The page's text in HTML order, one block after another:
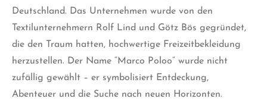
Deutschland. Das Unternehmen wurde von den
Textilunternehmern Rolf Lind und Götz Bös gegründet,
die den Traum hatten, hochwertige Freizeitbekleidung
herzustellen. Der Name “Marco Poloo” wurde nicht
zufällig gewählt – er symbolisiert Entdeckung,
Abenteuer und die Suche nach neuen Horizonten.